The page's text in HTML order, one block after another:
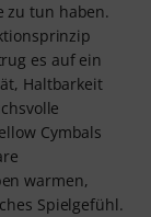
zu tun haben.
es auf ein
Haltbarkeit
Cymbals
warmen,
Spielgefühl.